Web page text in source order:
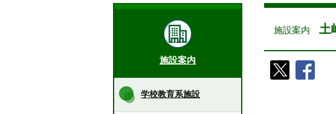
施設案内 土
施設案内
学校教育系施設